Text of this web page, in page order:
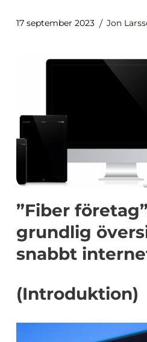
17 september 2023 Jon
”Fiber
grundlig
snabbt
(Introduktion)